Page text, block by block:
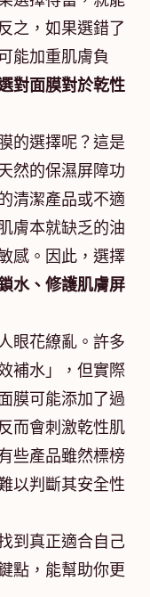
之，如果選錯了
能加重肌膚負
對面膜對於乾性
的選擇呢？這是
然的保濕屏障功
清潔產品或不適
膚本就缺乏的油
感。因此，選擇
水、修護肌膚屏
眼花繚亂。許多
補水」，但實際
膜可能添加了過
而會刺激乾性肌
些產品雖然標榜
以判斷其安全性
到真正適合自己
點，能幫助你更